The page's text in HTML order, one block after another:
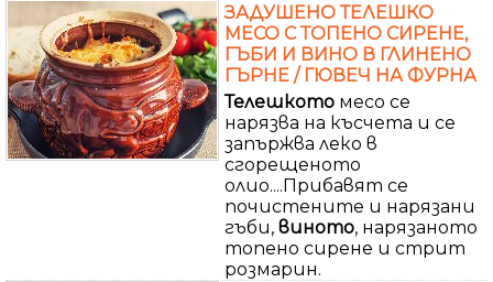
ЗАДУШЕНО ТЕЛЕШКО
МЕСО С ТОПЕНО СИРЕНЕ,
ГЪБИ И ВИНО В ГЛИНЕНО
ГЪРНЕ / ГЮВЕЧ НА ФУРНА
Телешкото месо се
нарязва на късчета и се
запържва леко в
сгорещеното
олио....Прибавят се
почистените и нарязани
гъби, виното, нарязаното
топено сирене и стрит
розмарин.